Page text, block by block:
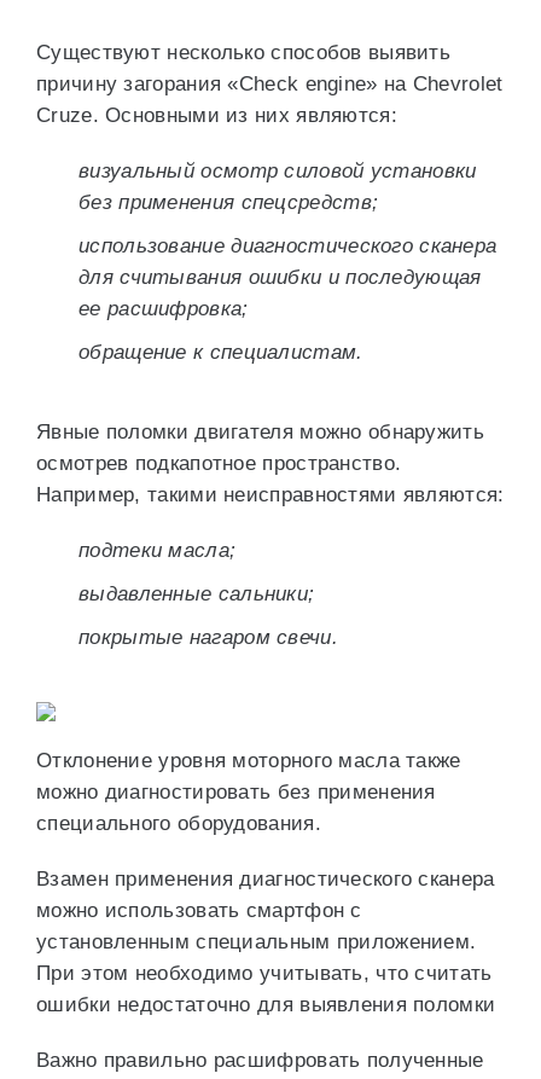
Существуют несколько способов выявить
причину загорания «Check engine» на Chevrolet
Cruze. Основными из них являются:
визуальный осмотр силовой установки
без применения спецсредств;
использование диагностического сканера
для считывания ошибки и последующая
ее расшифровка;
обращение к специалистам.
Явные поломки двигателя можно обнаружить
осмотрев подкапотное пространство.
Например, такими неисправностями являются:
подтеки масла;
выдавленные сальники;
покрытые нагаром свечи.
Отклонение уровня моторного масла также
можно диагностировать без применения
специального оборудования.
Взамен применения диагностического сканера
можно использовать смартфон с
установленным специальным приложением.
При этом необходимо учитывать, что считать
ошибки недостаточно для выявления поломки
Важно правильно расшифровать полученные